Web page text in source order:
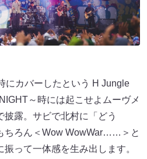
にカバーしたという H Jungle
～時には起こせよムーヴメ
露。サビで北村に「どう
ちろん＜Wow WowWar……＞と
って一体感を生み出します。